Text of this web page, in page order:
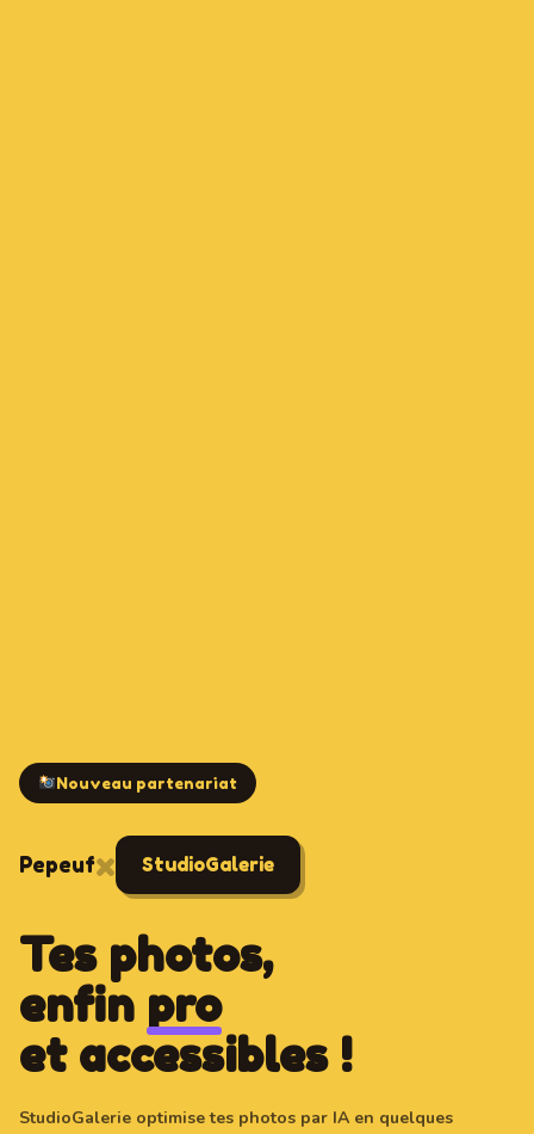
Nouveau partenariat
Pepeuf× StudioGalerie
Tes photos,
enfin pro
et accessibles !
StudioGalerie optimise tes photos par IA en quelques